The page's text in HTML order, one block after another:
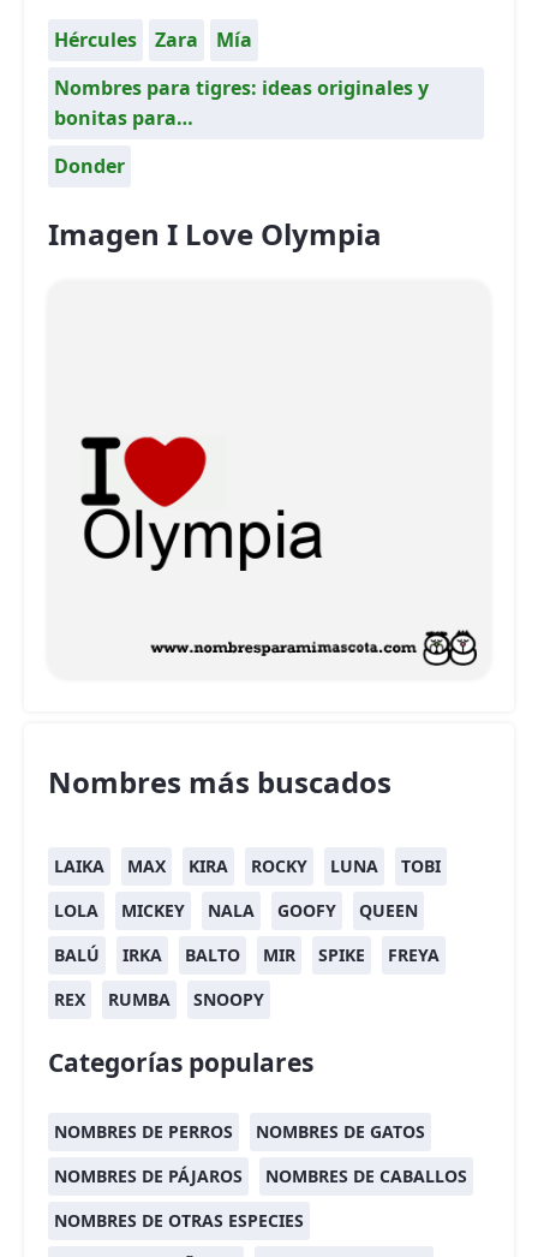
Hércules Zara
Mía
Nombres para tigres: ideas originales y
bonitas para…
Donder
Imagen I Love Olympia
Nombres más buscados
LAIKA MAX KIRA ROCKY LUNA
TOBI
LOLA
MICKEY NALA GOOFY
QUEEN
BALÚ
IRKA BALTO MIR SPIKE
FREYA
REX
RUMBA SNOOPY
Categorías populares
NOMBRES DE PERROS
NOMBRES DE GATOS
NOMBRES DE PÁJAROS
NOMBRES DE CABALLOS
NOMBRES DE OTRAS ESPECIES